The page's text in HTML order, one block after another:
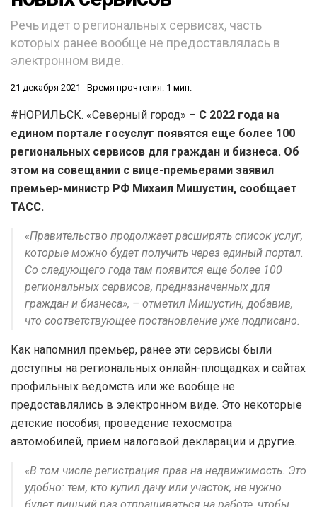
Речь идет о региональных сервисах, часть
которых ранее вообще не предоставлялась в
электронном виде.
21 декабря 2021 Время прочтения: 1 мин.
#НОРИЛЬСК. «Северный город» – С 2022 года на
едином портале госуслуг появятся еще более 100
региональных сервисов для граждан и бизнеса. Об
этом на совещании с вице-премьерами заявил
премьер-министр РФ Михаил Мишустин, сообщает
ТАСС.
«Правительство продолжает расширять список услуг,
которые можно будет получить через единый портал.
Со следующего года там появится еще более 100
региональных сервисов, предназначенных для
граждан и бизнеса», – отметил Мишустин, добавив,
что соответствующее постановление уже подписано.
Как напомнил премьер, ранее эти сервисы были
доступны на региональных онлайн-площадках и сайтах
профильных ведомств или же вообще не
предоставлялись в электронном виде. Это некоторые
детские пособия, проведение техосмотра
автомобилей, прием налоговой декларации и другие.
«В том числе регистрация прав на недвижимость. Это
удобно: тем, кто купил дачу или участок, не нужно
будет лишний раз отпрашиваться на работе, чтобы